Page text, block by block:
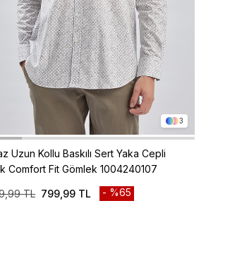
3
Uzun Kollu Baskılı Sert Yaka Cepli
Comfort Fit Gömlek 1004240107
799,99 TL
TL %65